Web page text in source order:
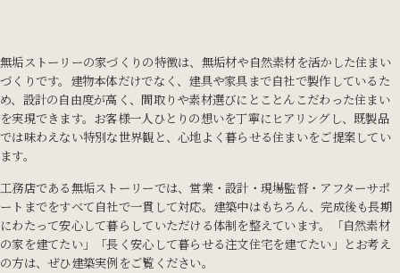
無垢ストーリーの家づくりの特徴は、無垢材や自然素材を活かした住まい
づくりです。 建物本体だけでなく、建具や家具まで自社で製作しているた
め、設計の自由度が高く、間取りや素材選びにとことんこだわった住まい
を実現できます。 お客様一人ひとりの想いを丁寧にヒアリングし、既製品
では味わえない特別な世界観と、心地よく暮らせる住まいをご提案してい
ます。
工務店である無垢ストーリーでは、営業・設計・現場監督・アフターサポ
ートまでをすべて自社で一貫して対応。 建築中はもちろん、完成後も長期
にわたって安心して暮らしていただける体制を整えています。
「自然素材
の家を建てたい」「長く安心して暮らせる注文住宅を建てたい」とお考え
の方は、ぜひ建築実例をご覧ください。